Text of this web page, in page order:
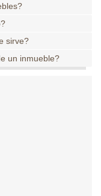
sirve?
un inmueble?